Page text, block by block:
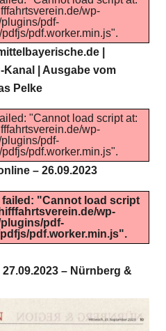
wp-
pdf-
pdf.worker.min.js".
|
Kanal | Ausgabe vom
Pelke
"Cannot load script at:
wp-
pdf-
pdf.worker.min.js".
– 26.09.2023
"Cannot load script
wp-
pdf-
pdf.worker.min.js".
– Nürnberg &